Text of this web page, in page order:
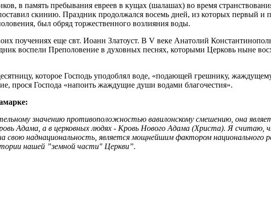
в память пребывания евреев в кущах (шалашах) во время
скинию. Праздник продолжался восемь дней, из которых первый и
был обряд торжественного возлияния воды.
поучениях еще свт. Иоанн Златоуст. В V веке Анатолий
воспели Преполовение в духовных песнях, которыми Церковь ныне
которое Господь уподоблял воде, «подающей грешнику,
прося Господа «напоить жаждущие души водами благочестия».
значению противоположностью вавилонскому смешению, она
Адама, а в церковных людях - Кровь Нового Адама (Христа). Я считаю,
свою наднациональность, является мощнейшим фактором национального
нашей ”земной части" Церкви”.